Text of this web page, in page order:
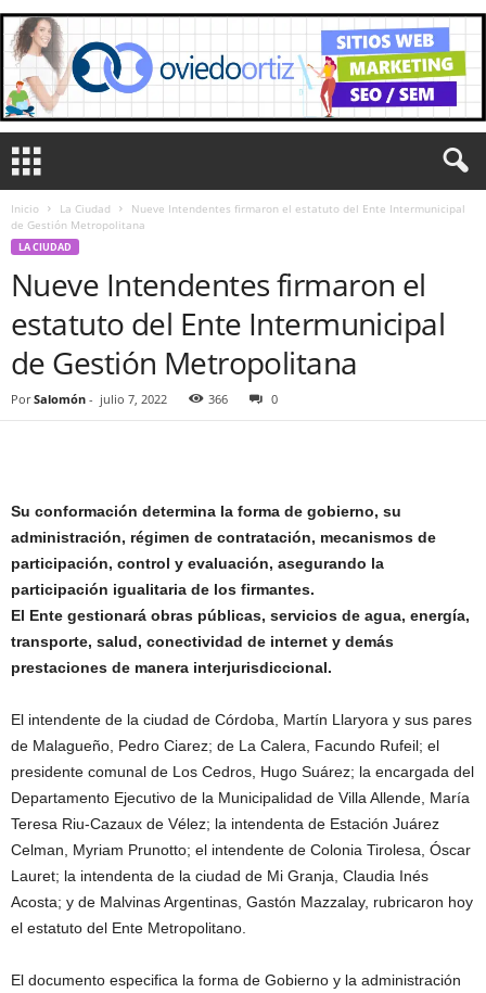
Inicio La Ciudad
Nueve Intendentes firmaron el estatuto del Ente Intermunicipal
de Gestión Metropolitana
LA CIUDAD
Nueve Intendentes firmaron el
estatuto del Ente Intermunicipal
de Gestión Metropolitana
Por Salomón - julio 7, 2022 366 0
Su conformación determina la forma de gobierno, su
administración, régimen de contratación, mecanismos de
participación, control y evaluación, asegurando la
participación igualitaria de los firmantes.
El Ente gestionará obras públicas, servicios de agua, energía,
transporte, salud, conectividad de internet y demás
prestaciones de manera interjurisdiccional.
El intendente de la ciudad de Córdoba, Martín Llaryora y sus pares
de Malagueño, Pedro Ciarez; de La Calera, Facundo Rufeil; el
presidente comunal de Los Cedros, Hugo Suárez; la encargada del
Departamento Ejecutivo de la Municipalidad de Villa Allende, María
Teresa Riu-Cazaux de Vélez; la intendenta de Estación Juárez
Celman, Myriam Prunotto; el intendente de Colonia Tirolesa, Óscar
Lauret; la intendenta de la ciudad de Mi Granja, Claudia Inés
Acosta; y de Malvinas Argentinas, Gastón Mazzalay, rubricaron hoy
el estatuto del Ente Metropolitano.
El documento especifica la forma de Gobierno y la administración